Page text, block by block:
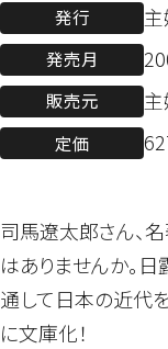
発行
発売月
販売元
定価
司馬遼太郎さん、
はありませんか。
通して日本の近代
に文庫化！